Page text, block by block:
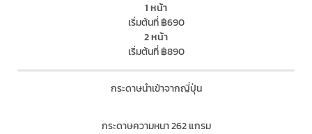
1 หน้า
เริ่มต้นที่ ฿690
2 หน้า
เริ่มต้นที่ ฿890
กระดาษนำเข้าจากญี่ปุ่น
กระดาษความหนา 262 แกรม